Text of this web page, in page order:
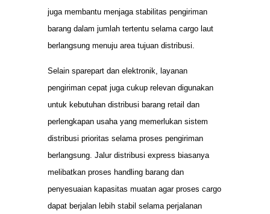
juga membantu menjaga stabilitas pengiriman
barang dalam jumlah tertentu selama cargo laut
berlangsung menuju area tujuan distribusi.
Selain sparepart dan elektronik, layanan
pengiriman cepat juga cukup relevan digunakan
untuk kebutuhan distribusi barang retail dan
perlengkapan usaha yang memerlukan sistem
distribusi prioritas selama proses pengiriman
berlangsung. Jalur distribusi express biasanya
melibatkan proses handling barang dan
penyesuaian kapasitas muatan agar proses cargo
dapat berjalan lebih stabil selama perjalanan